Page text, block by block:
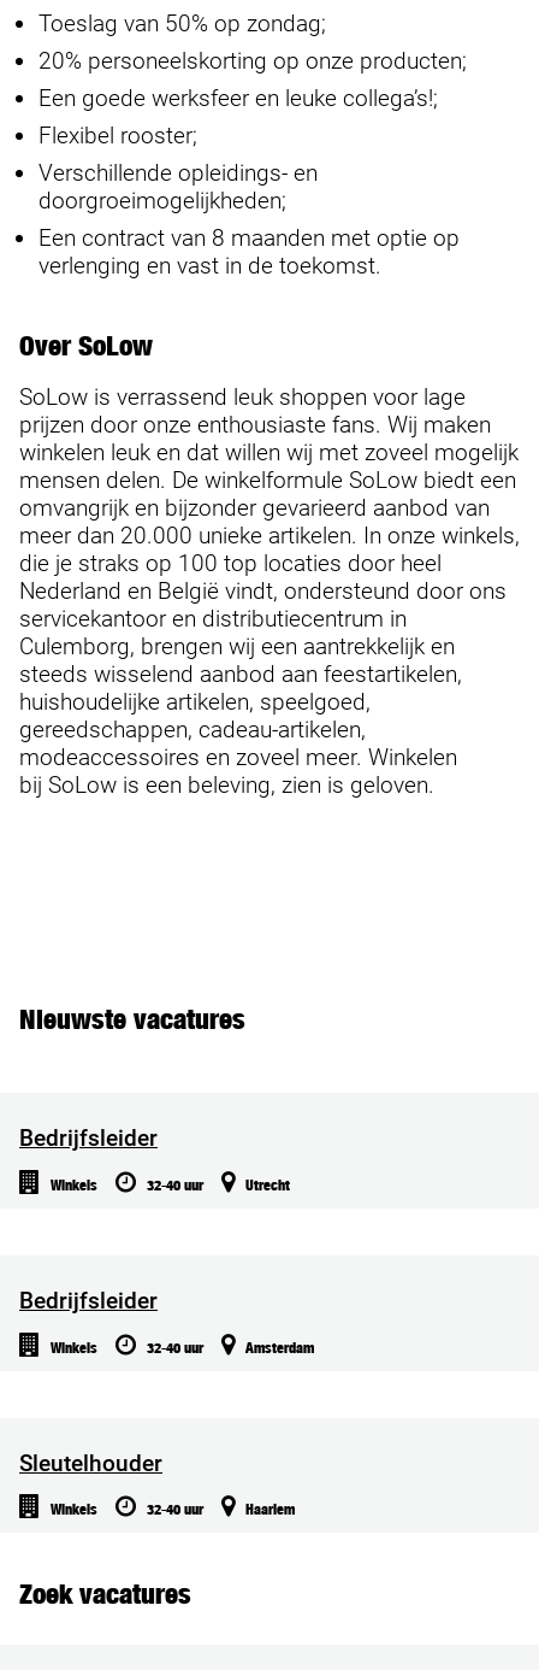
Toeslag van 50% op zondag;
20% personeelskorting op onze producten;
Een goede werksfeer en leuke collega’s!;
Flexibel rooster;
Verschillende opleidings- en
doorgroeimogelijkheden;
Een contract van 8 maanden met optie op
verlenging en vast in de toekomst.
Over SoLow
SoLow is verrassend leuk shoppen voor lage
prijzen door onze enthousiaste fans. Wij maken
winkelen leuk en dat willen wij met zoveel mogelijk
mensen delen. De winkelformule SoLow biedt een
omvangrijk en bijzonder gevarieerd aanbod van
meer dan 20.000 unieke artikelen. In onze winkels,
die je straks op 100 top locaties door heel
Nederland en België vindt, ondersteund door ons
servicekantoor en distributiecentrum in
Culemborg, brengen wij een aantrekkelijk en
steeds wisselend aanbod aan feestartikelen,
huishoudelijke artikelen, speelgoed,
gereedschappen, cadeau-artikelen,
modeaccessoires en zoveel meer. Winkelen
bij SoLow is een beleving, zien is geloven.
Nieuwste vacatures
Bedrijfsleider
Winkels 32-40 uur Utrecht
Bedrijfsleider
Winkels 32-40 uur Amsterdam
Sleutelhouder
Winkels 32-40 uur Haarlem
Zoek vacatures